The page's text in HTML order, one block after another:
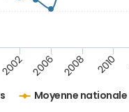
Moyenne nationale
2002 2006 2008 2010